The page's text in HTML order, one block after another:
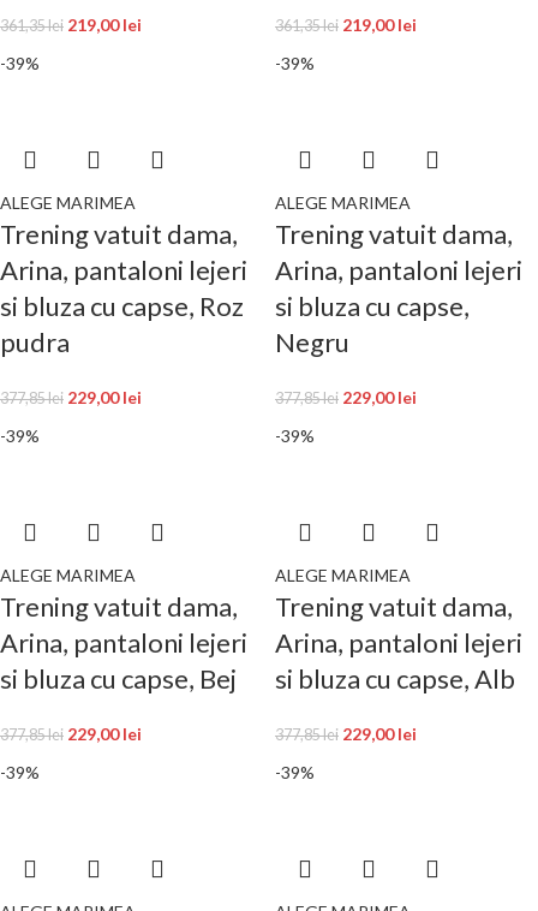
361,35lei 219,00lei 361,35lei 219,00lei
-39%
ALEGE MARIMEA
Trening vatuit dama,
Arina, pantaloni lejeri
si bluza cu capse, Roz
pudra
377,85lei 229,00lei
-39%
ALEGE MARIMEA
Trening vatuit dama,
Arina, pantaloni lejeri
si bluza cu capse,
Negru
377,85lei 229,00lei
-39%
ALEGE MARIMEA
Trening vatuit dama,
Arina, pantaloni lejeri
si bluza cu capse, Bej
377,85lei 229,00lei
-39%
ALEGE MARIMEA
Trening vatuit dama,
Arina, pantaloni lejeri
si bluza cu capse, Alb
377,85lei 229,00lei
-39% -39%